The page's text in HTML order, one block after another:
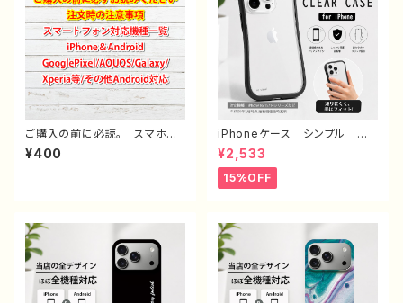
ご購入の前に必読。 スマホケ
ース サイズ 一覧 選び方
iPhoneケース Android iP
種対応
¥400
iPhoneケース シンプル お
しゃれ メンズ 大人女子 高
校生 男子 iPhone16/15/1
4/13/12/11 かっこいい おす
すめ 人気 韓国風 ミニマル
ちやすい 滑りにくい 透明ケ
ース ブラックフレーム グッ
ズ グリップ付き 携帯 クリア
ケース タイトル：シンプル グリ
ップケース no signal デザイ
ン960 J1-9
¥2,533
15%OFF